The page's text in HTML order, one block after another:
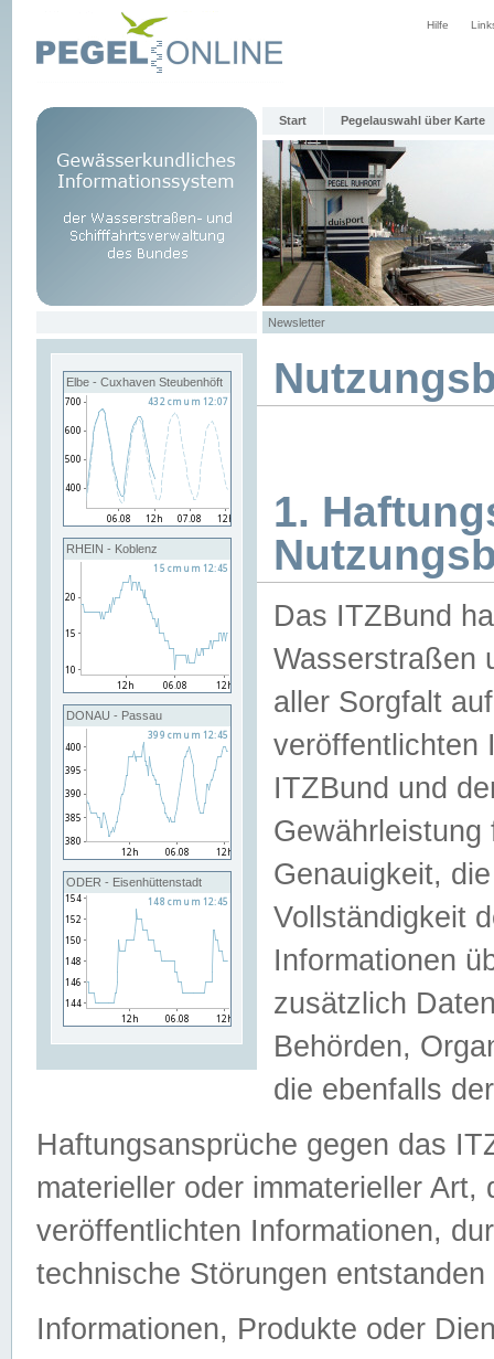
Hilfe
Start Pegelauswahl über Karte
Newsletter
Elbe - Cuxhaven Steubenhöft
RHEIN - Koblenz
DONAU - Passau
ODER - Eisenhüttenstadt
1.
Das ITZBund
Wasserstraßen
aller Sorgfalt
veröffentlichten
ITZBund und
Genauigkeit,
Vollständigkeit
Informationen
zusätzlich
Behörden,
die ebenfalls
Haftungsansprüche gegen das
materieller oder immaterieller
veröffentlichten Informationen,
technische Störungen
Informationen, Produkte oder